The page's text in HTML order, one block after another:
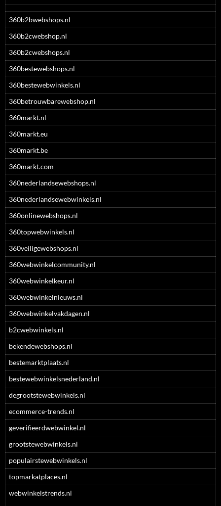
360b2bwebshops.nl
360b2cwebshop.nl
360b2cwebshops.nl
360bestewebshops.nl
360bestewebwinkels.nl
360betrouwbarewebshop.nl
360markt.nl
360markt.eu
360markt.be
360markt.com
360nederlandsewebshops.nl
360nederlandsewebwinkels.nl
360onlinewebshops.nl
360topwebwinkels.nl
360veiligewebshops.nl
360webwinkelcommunity.nl
360webwinkelkeur.nl
360webwinkelnieuws.nl
360webwinkelvakdagen.nl
b2cwebwinkels.nl
bekendewebshops.nl
bestemarktplaats.nl
bestewebwinkelsnederland.nl
degrootstewebwinkels.nl
ecommerce-trends.nl
geverifieerdwebwinkel.nl
grootstewebwinkels.nl
populairstewebwinkels.nl
topmarkatplaces.nl
webwinkelstrends.nl